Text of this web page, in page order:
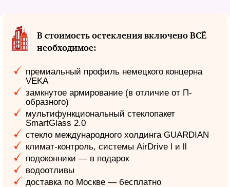
В стоимость остекления включено ВСЁ
необходимое:
премиальный профиль немецкого концерна
VEKA
замкнутое армирование (в отличие от П-
образного)
мультифункциональный стеклопакет
SmartGlass 2.0
стекло международного холдинга GUARDIAN
климат-контроль, системы AirDrive l и ll
подоконники — в подарок
водоотливы
доставка по Москве — бесплатно